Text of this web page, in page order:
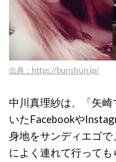
出典：https://bunshun.jp/
中川真理紗は、「矢
いたFacebookや
身地をサンディエゴ
によく連れて行って